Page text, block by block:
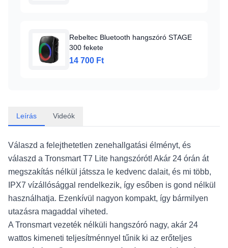
Rebeltec Bluetooth hangszóró STAGE
300 fekete
14 700 Ft
Leírás Videók
Válaszd a felejthetetlen zenehallgatási élményt, és
válaszd a Tronsmart T7 Lite hangszórót! Akár 24 órán át
megszakítás nélkül játssza le kedvenc dalait, és mi több,
IPX7 vízállósággal rendelkezik, így esőben is gond nélkül
használhatja. Ezenkívül nagyon kompakt, így bármilyen
utazásra magaddal viheted.
A Tronsmart vezeték nélküli hangszóró nagy, akár 24
wattos kimeneti teljesítménnyel tűnik ki az erőteljes